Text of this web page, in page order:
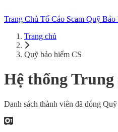
Trang Chủ Tố Cáo Scam Quỹ Bảo
Trang chủ
Quỹ bảo hiểm CS
Hệ thốngTrung
Danh sách thành viên đã đóng